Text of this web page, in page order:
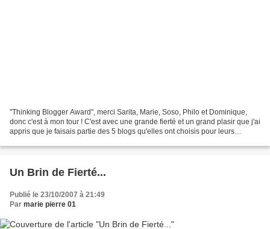
"Thinking Blogger Award", merci Sarita, Marie, Soso, Philo et Dominique,
donc c'est à mon tour ! C'est avec une grande fierté et un grand plasir que j'ai
appris que je faisais partie des 5 blogs qu'elles ont choisis pour leurs
Un Brin de Fierté...
Publié le 23/10/2007 à 21:49
Par marie pierre 01